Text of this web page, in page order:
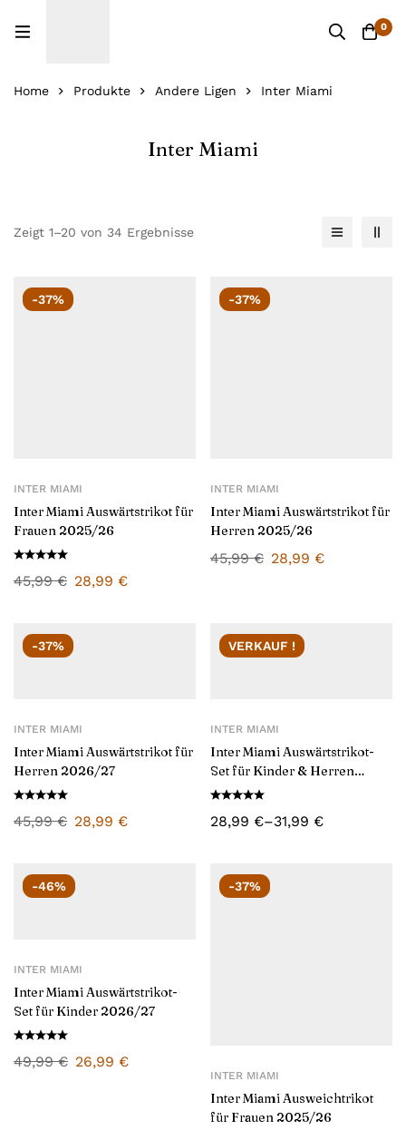
0
Home Produkte Andere Ligen Inter Miami
Inter Miami
Zeigt 1–20 von 34 Ergebnisse
-37%
INTER MIAMI
Inter Miami Auswärtstrikot für
Frauen 2025/26
45,99€ 28,99 €
-37%
INTER MIAMI
Inter Miami Auswärtstrikot für
Herren 2025/26
45,99€ 28,99 €
-37%
INTER MIAMI
Inter Miami Auswärtstrikot für
Herren 2026/27
45,99€ 28,99 €
VERKAUF !
INTER MIAMI
Inter Miami Auswärtstrikot-
Set für Kinder & Herren
2025/26
28,99 €–31,99 €
-46%
INTER MIAMI
Inter Miami Auswärtstrikot-
Set für Kinder 2026/27
49,99€ 26,99 €
-37%
INTER MIAMI
Inter Miami Ausweichtrikot
für Frauen 2025/26